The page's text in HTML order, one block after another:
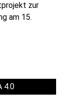
zur
am 15.
4.0